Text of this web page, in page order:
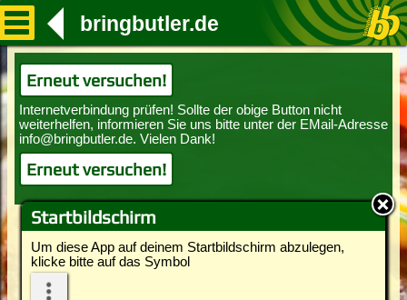
Startbildschirm
Um diese App auf deinem Startbildschirm abzulegen,
klicke bitte auf das Symbol
bringbutler.de
Erneut versuchen!
Erneut versuchen!